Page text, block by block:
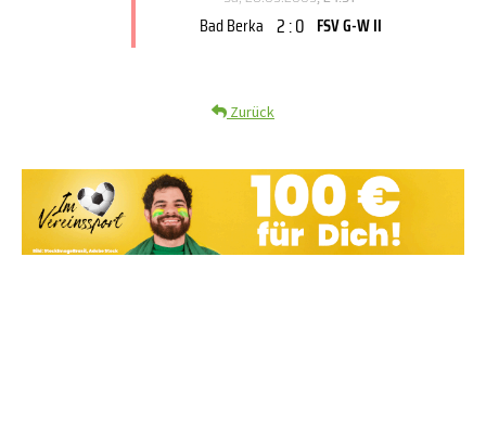
Bad Berka 2 : 0 FSV G-W II
Zurück